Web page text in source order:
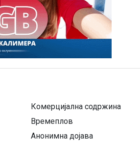
Комерцијална содржина
Времеплов
Анонимна дојава